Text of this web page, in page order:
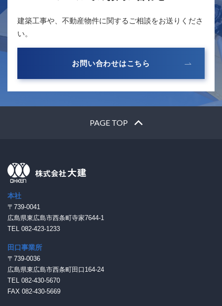
建築工事や、不動産物件に関するご相談をお送りくださ
い。
お問い合わせはこちら
PAGE TOP
本社
〒739-0041
広島県東広島市西条町寺家7644-1
TEL 082-423-1233
田口事業所
〒739-0036
広島県東広島市西条町田口164-24
TEL 082-430-5670
FAX 082-430-5669